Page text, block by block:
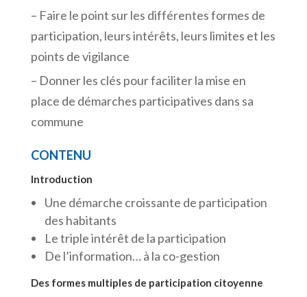
– Faire le point sur les différentes formes de
participation, leurs intérêts, leurs limites et les
points de vigilance
– Donner les clés pour faciliter la mise en
place de démarches participatives dans sa
commune
CONTENU
Introduction
Une démarche croissante de participation
des habitants
Le triple intérêt de la participation
De l’information… à la co-gestion
Des formes multiples de participation citoyenne